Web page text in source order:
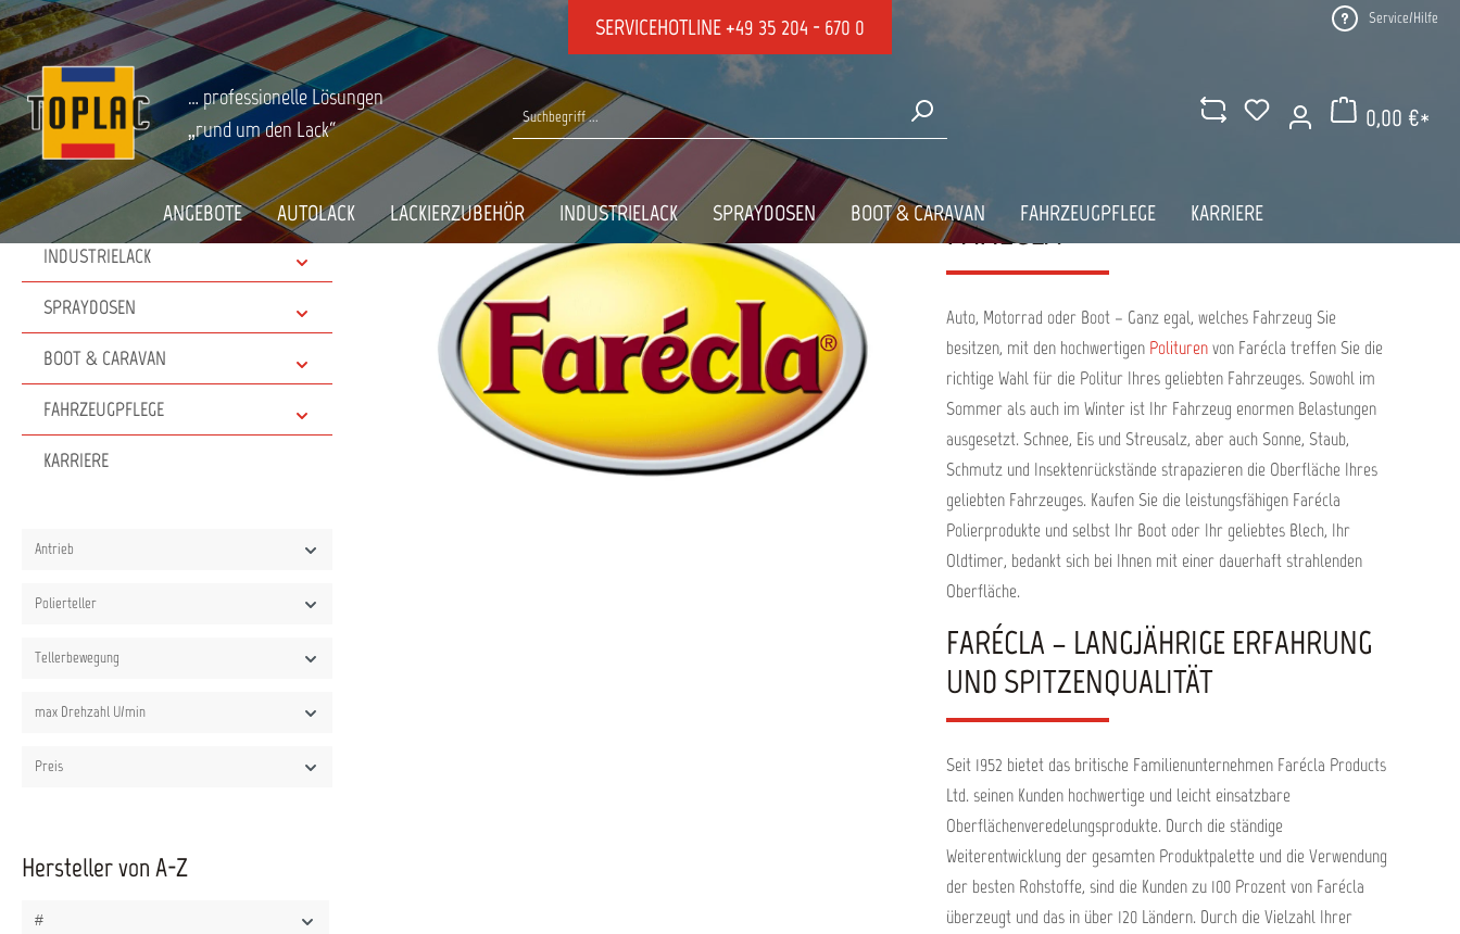
Zur Hauptnavigation springen SERVICEHOTLINE+49 35 204 - 670 0 Service/Hilfe
… professionelle Lösungen
„rund um den Lack“
0,00 €*
Warenkorb enthält 0
ANGEBOTE AUTOLACK LACKIERZUBEHÖR INDUSTRIELACK SPRAYDOSEN BOOT & CARAVAN FAHRZEUGPFLEGE KARRIERE
Hersteller von A-Z Farecla
ANGEBOTE
AUTOLACK
LACKIERZUBEHÖR
INDUSTRIELACK
SPRAYDOSEN
BOOT & CARAVAN
FAHRZEUGPFLEGE
KARRIERE
Antrieb
Polierteller
Tellerbewegung
max Drehzahl U/min
Preis
Hersteller von A-Z
#
Produkte von Farecla
FARÉCLA
Auto, Motorrad oder Boot – Ganz egal, welches Fahrzeug Sie
besitzen, mit den hochwertigen Polituren von Farécla treffen Sie die
richtige Wahl für die Politur Ihres geliebten Fahrzeuges. Sowohl im
Sommer als auch im Winter ist Ihr Fahrzeug enormen Belastungen
ausgesetzt. Schnee, Eis und Streusalz, aber auch Sonne, Staub,
Schmutz und Insektenrückstände strapazieren die Oberfläche Ihres
geliebten Fahrzeuges. Kaufen Sie die leistungsfähigen Farécla
Polierprodukte und selbst Ihr Boot oder Ihr geliebtes Blech, Ihr
Oldtimer, bedankt sich bei Ihnen mit einer dauerhaft strahlenden
Oberfläche.
FARÉCLA – LANGJÄHRIGE ERFAHRUNG
UND SPITZENQUALITÄT
Seit 1952 bietet das britische Familienunternehmen Farécla Products
Ltd. seinen Kunden hochwertige und leicht einsatzbare
Oberflächenveredelungsprodukte. Durch die ständige
Weiterentwicklung der gesamten Produktpalette und die Verwendung
der besten Rohstoffe, sind die Kunden zu 100 Prozent von Farécla
überzeugt und das in über 120 Ländern. Durch die Vielzahl Ihrer